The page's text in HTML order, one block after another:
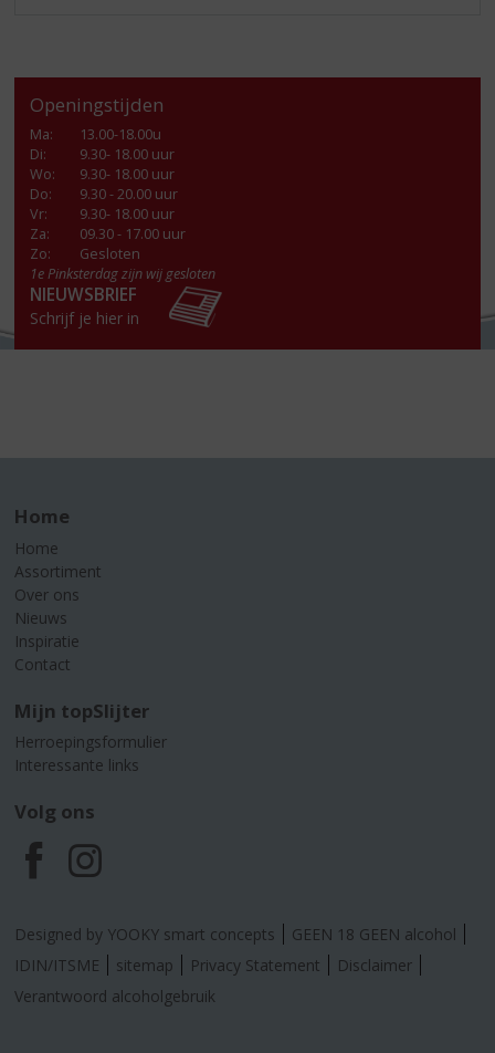
Openingstijden
Ma:
13.00-18.00u
Di:
9.30- 18.00 uur
Wo:
9.30- 18.00 uur
Do:
9.30 - 20.00 uur
Vr:
9.30- 18.00 uur
Za:
09.30 - 17.00 uur
Zo:
Gesloten
1e Pinksterdag zijn wij gesloten
NIEUWSBRIEF
Schrijf je hier in
Home
Home
Assortiment
Over ons
Nieuws
Inspiratie
Contact
Mijn topSlijter
Herroepingsformulier
Interessante links
Volg ons
F
a
c
I
n
s
Designed by YOOKY smart concepts
GEEN 18 GEEN alcohol
IDIN/ITSME
sitemap Privacy Statement
Disclaimer
Verantwoord alcoholgebruik